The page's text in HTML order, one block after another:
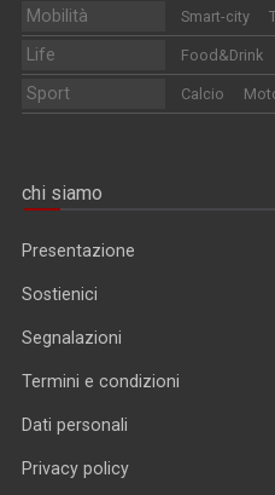
Mobilità Smart-city
Life Food&Drink
Sport Calcio
chi siamo
Presentazione
Sostienici
Segnalazioni
Termini e condizioni
Dati personali
Privacy policy